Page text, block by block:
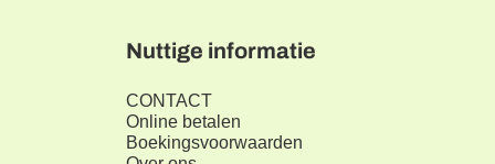
Nuttige informatie
CONTACT
Online betalen
Boekingsvoorwaarden